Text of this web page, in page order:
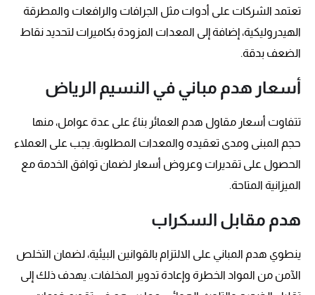
تعتمد الشركات على أدوات مثل الجرافات والرافعات والمطرقة
الهيدروليكية، إضافة إلى المعدات المزودة بكاميرات لتحديد نقاط
الضعف بدقة.
أسعار هدم مباني في النسيم الرياض
تتفاوت أسعار مقاول هدم العمائر بناءً على عدة عوامل، منها
حجم المبنى ومدى تعقيده والمعدات المطلوبة. يجب على العملاء
الحصول على تقديرات وعروض أسعار لضمان توافق الخدمة مع
الميزانية المتاحة.
هدم مقابل السكراب
ينطوي هدم المباني على الالتزام بالقوانين البيئية، لضمان التخلص
الآمن من المواد الخطرة وإعادة تدوير المخلفات. يهدف ذلك إلى